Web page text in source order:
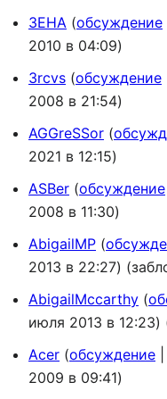
3EHA обсуждение
2010 в 04:09)
3rcvs обсуждение
2008 в 21:54)
AGGreSSor
2021 в 12:15)
ASBer обсуждение
2008 в 11:30)
AbigailMP
2013 в 22:27)
AbigailMccarthy
июля 2013 в 12:23)
Acer обсуждение
2009 в 09:41)